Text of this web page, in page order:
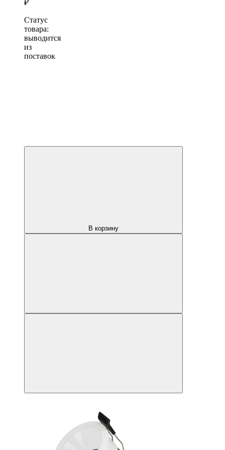
₽
Статус
товара:
выводится
из
поставок
В корзину